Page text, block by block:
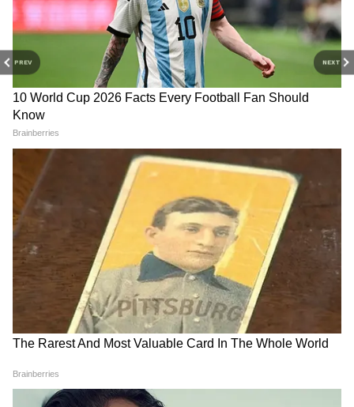
PREV NEXT
Related Articles
West Bengal Weather: পাহাড়ে দুর্যোগপূর্ণ
আবহাওয়ায় জারি লাল সতর্কতা, দক্ষিণবঙ্গে কতদিন
ভাণ্ডারের টাকা? স্ট্যাটাস চেক করে জানুন আপডেট